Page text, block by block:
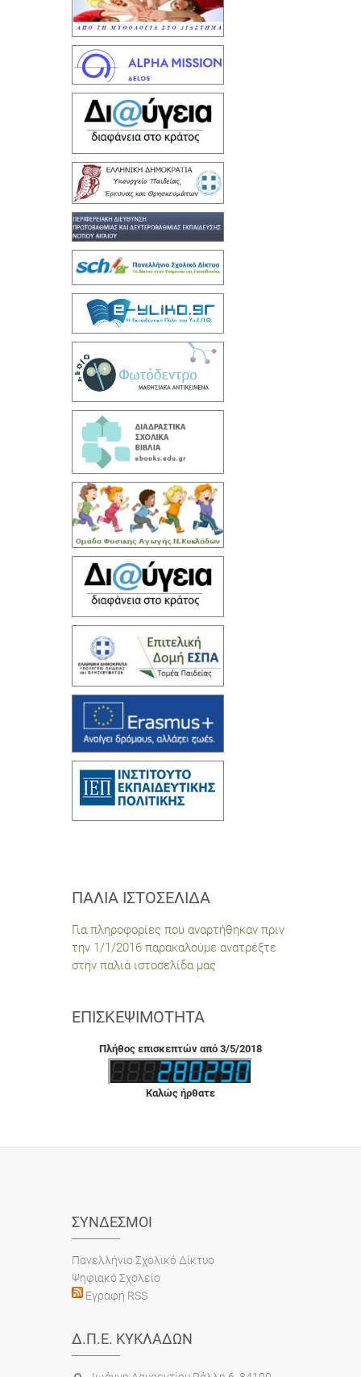
ΠΑΛΙΆ ΙΣΤΟΣΕΛΊΔΑ
Για πληροφορίες που αναρτήθηκαν πριν
την 1/1/2016 παρακαλούμε ανατρέξτε
στην παλιά ιστοσελίδα μας
ΕΠΙΣΚΕΨΙΜΌΤΗΤΑ
Πλήθος επισκεπτών από 3/5/2018
Καλώς ήρθατε
ΣΎΝΔΕΣΜΟΙ
Πανελλήνιο Σχολικό Δίκτυο
Ψηφιακό Σχολείο
Εγραφή RSS
Δ.Π.Ε. ΚΥΚΛΆΔΩΝ